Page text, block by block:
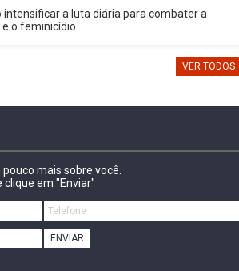
intensificar a luta diária para combater a
o feminicídio.
VER TODOS
mais sobre você.
em "Enviar"
ENVIAR